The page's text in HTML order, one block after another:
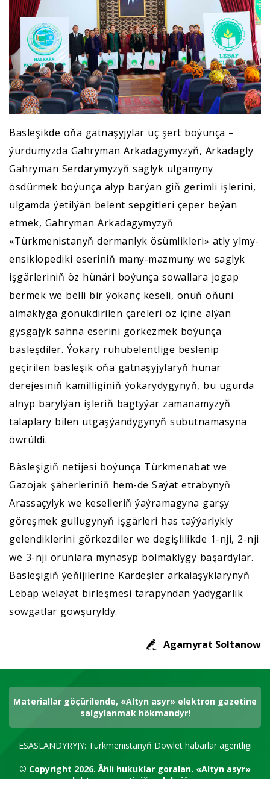
Bäsleşikde oňa gatnaşyjylar üç şert boýunça –
ýurdumyzda Gahryman Arkadagymyzyň, Arkadagly
Gahryman Serdarymyzyň saglyk ulgamyny
ösdürmek boýunça alyp barýan giň gerimli işlerini,
ulgamda ýetilýän belent sepgitleri çeper beýan
etmek, Gahryman Arkadagymyzyň
«Türkmenistanyň dermanlyk ösümlikleri» atly ylmy-
ensiklopediki eseriniň many-mazmuny we saglyk
işgärleriniň öz hünäri boýunça sowallara jogap
bermek we belli bir ýokanç keseli, onuň öňüni
almaklyga gönükdirilen çäreleri öz içine alýan
gysgajyk sahna eserini görkezmek boýunça
bäsleşdiler. Ýokary ruhubelentlige beslenip
geçirilen bäsleşik oňa gatnaşyjylaryň hünär
derejesiniň kämilliginiň ýokarydygynyň, bu ugurda
alnyp barylýan işleriň bagtyýar zamanamyzyň
talaplary bilen utgaşýandygynyň subutnamasyna
öwrüldi.
Bäsleşigiň netijesi boýunça Türkmenabat we
Gazojak şäherleriniň hem-de Saýat etrabynyň
Arassaçylyk we keselleriň ýaýramagyna garşy
göreşmek gullugynyň işgärleri has taýýarlykly
gelendiklerini görkezdiler we degişlilikde 1-nji, 2-nji
we 3-nji orunlara mynasyp bolmaklygy başardylar.
Bäsleşigiň ýeňijilerine Kärdeşler arkalaşyklarynyň
Lebap welaýat birleşmesi tarapyndan ýadygärlik
sowgatlar gowşuryldy.
Agamyrat Soltanow
Materiallar göçürilende, «Altyn asyr» elektron gazetine
salgylanmak hökmandyr!
ESASLANDYRYJY: Türkmenistanyň Döwlet habarlar agentligi
© Copyright 2026.Ähli hukuklar goralan. «Altyn asyr»
elektron gazetiniň redaksiýasy